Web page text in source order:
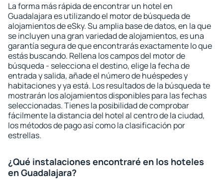
La forma más rápida de encontrar un hotel en
Guadalajara es utilizando el motor de búsqueda de
alojamientos de eSky. Su amplia base de datos, en la que
se incluyen una gran variedad de alojamientos, es una
garantía segura de que encontrarás exactamente lo que
estás buscando. Rellena los campos del motor de
búsqueda - selecciona el destino, elige la fecha de
entrada y salida, añade el número de huéspedes y
habitaciones y ya está. Los resultados de la búsqueda te
mostrarán los alojamientos disponibles para las fechas
seleccionadas. Tienes la posibilidad de comprobar
fácilmente la distancia del hotel al centro de la ciudad,
los métodos de pago así como la clasificación por
estrellas.
¿Qué instalaciones encontraré en los hoteles
en Guadalajara?